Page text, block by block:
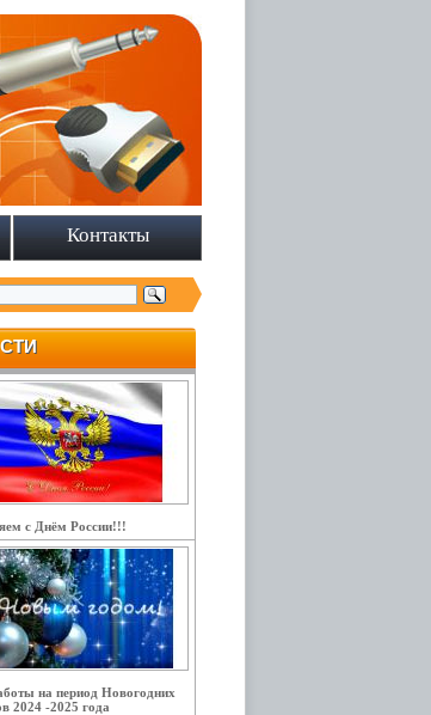
Контакты
с Днём России!!!
на период Новогодних
2024 -2025 года